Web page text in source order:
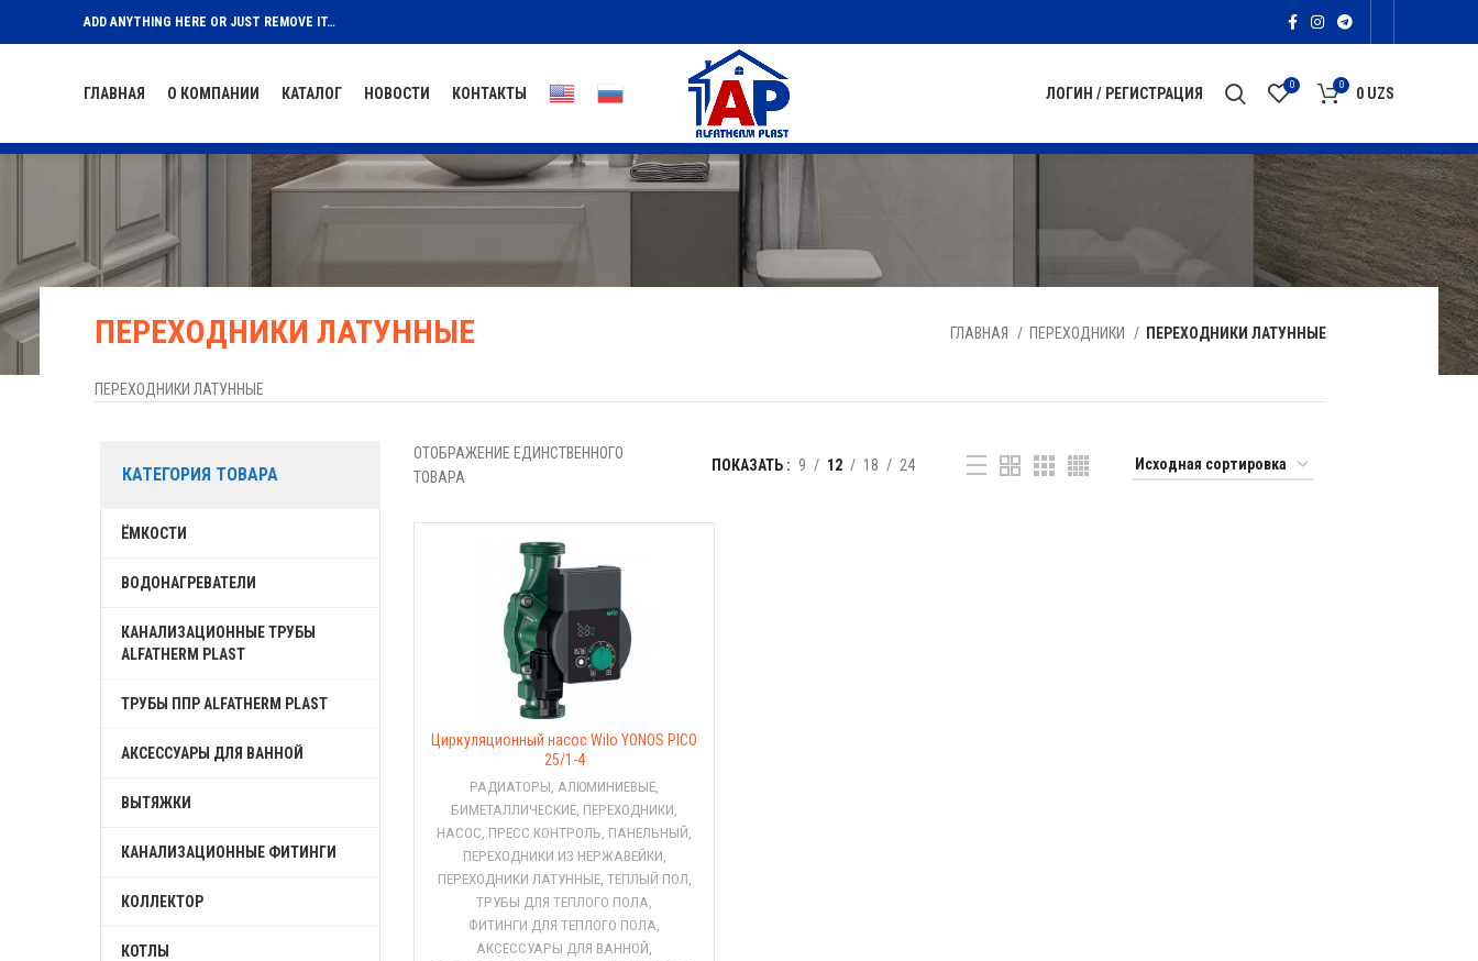
ADD ANYTHING HERE OR JUST REMOVE IT…
ГЛАВНАЯ О КОМПАНИИ КАТАЛОГ НОВОСТИ КОНТАКТЫ ЛОГИН / РЕГИСТРАЦИЯ 0 0 0 UZS
ПЕРЕХОДНИКИ ЛАТУННЫЕ ГЛАВНАЯ ПЕРЕХОДНИКИ ПЕРЕХОДНИКИ ЛАТУННЫЕ
ПЕРЕХОДНИКИ ЛАТУННЫЕ
КАТЕГОРИЯ ТОВАРА
ЁМКОСТИ
ВОДОНАГРЕВАТЕЛИ
КАНАЛИЗАЦИОННЫЕ ТРУБЫ
ALFATHERM PLAST
ТРУБЫ ППР ALFATHERM PLAST
АКСЕССУАРЫ ДЛЯ ВАННОЙ
ВЫТЯЖКИ
КАНАЛИЗАЦИОННЫЕ ФИТИНГИ
КОЛЛЕКТОР
КОТЛЫ
ОТОБРАЖЕНИЕ ЕДИНСТВЕННОГО
ТОВАРА
ПОКАЗАТЬ 9 12 18 24
Циркуляционный насос Wilo YONOS PICO
25/1-4
РАДИАТОРЫ, АЛЮМИНИЕВЫЕ,
БИМЕТАЛЛИЧЕСКИЕ, ПЕРЕХОДНИКИ,
НАСОС, ПРЕСС КОНТРОЛЬ, ПАНЕЛЬНЫЙ,
ПЕРЕХОДНИКИ ИЗ НЕРЖАВЕЙКИ,
ПЕРЕХОДНИКИ ЛАТУННЫЕ, ТЕПЛЫЙ ПОЛ,
ТРУБЫ ДЛЯ ТЕПЛОГО ПОЛА,
ФИТИНГИ ДЛЯ ТЕПЛОГО ПОЛА,
АКСЕССУАРЫ ДЛЯ ВАННОЙ,